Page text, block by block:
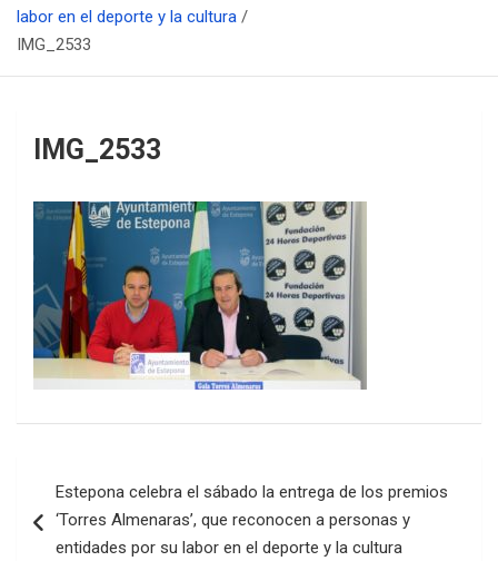
labor en el deporte y la cultura
IMG_2533
IMG_2533
de
entradas
Estepona celebra el sábado la entrega de los premios
‘Torres Almenaras’, que reconocen a personas y
entidades por su labor en el deporte y la cultura